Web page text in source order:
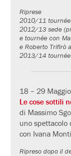
Riprese
2010/11 tournée
2012/13 sede
e tournée con
e Roberto Trifirò
2013/14 tournée
18 – 29
Le cose sottili
di Massimo
uno spettacolo
con Ivana
Ripreso dopo il